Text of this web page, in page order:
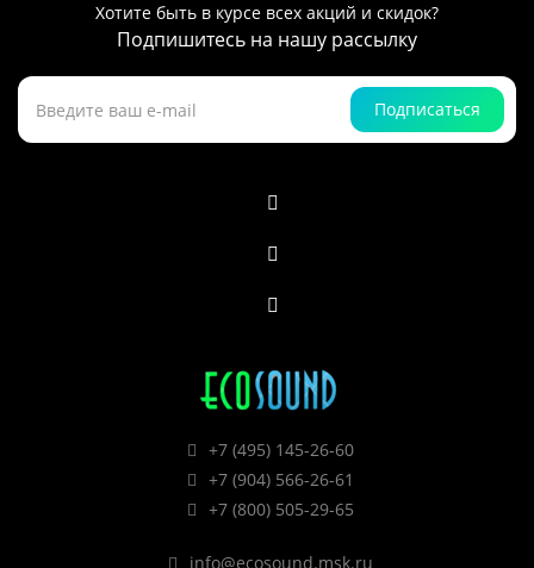
Хотите быть в курсе всех акций и скидок?
Подпишитесь на нашу рассылку
Подписаться
+7 (495) 145-26-60
+7 (904) 566-26-61
+7 (800) 505-29-65
info@ecosound.msk.ru